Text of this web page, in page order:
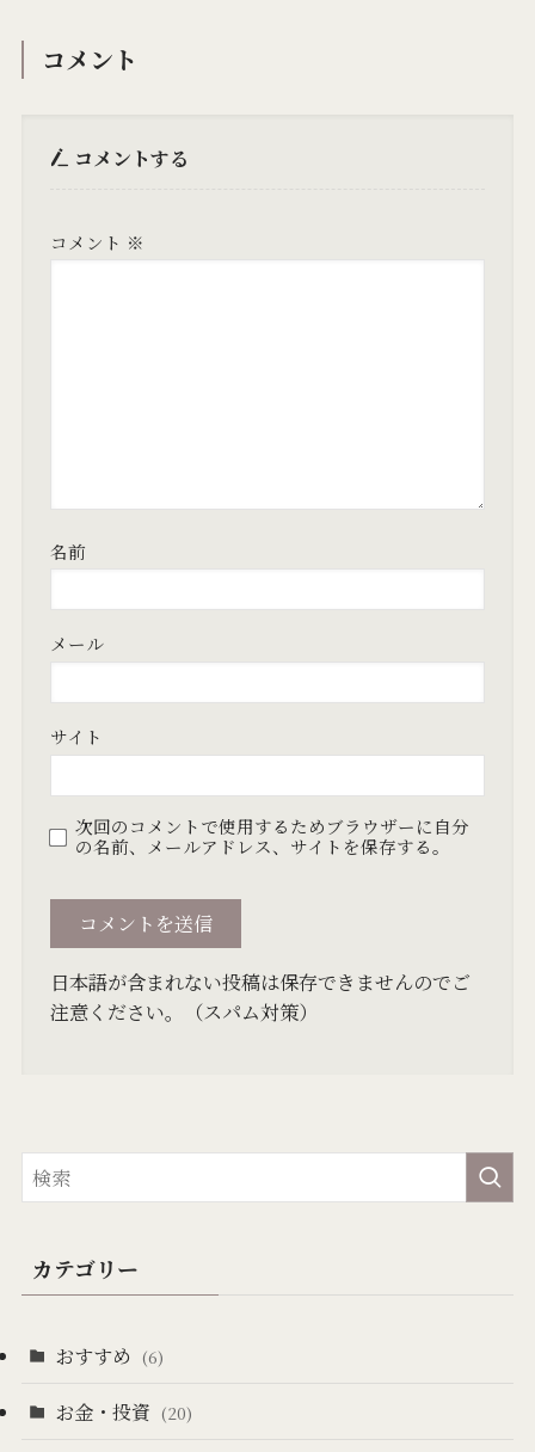
コメント
コメントする
コメント ※
名前
メール
サイト
次回のコメントで使用するためブラウザーに自分
の名前、メールアドレス、サイトを保存する。
日本語が含まれない投稿は保存できませんのでご
注意ください。（スパム対策）
カテゴリー
おすすめ (6)
お金・投資 (20)